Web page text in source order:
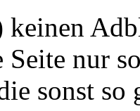
keinen
nur
sonst